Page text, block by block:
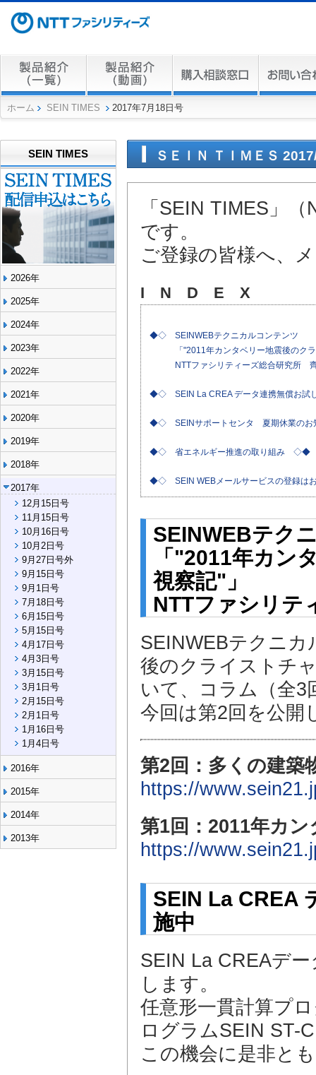
ホーム SEIN TIMES 2017年7月18日号
SEIN TIMES
2026年
2025年
2024年
2023年
2022年
2021年
2020年
2019年
2018年
2017年
12月15日号
11月15日号
10月16日号
10月2日号
9月27日号外
9月15日号
9月1日号
7月18日号
6月15日号
5月15日号
4月17日号
4月3日号
3月15日号
3月1日号
2月15日号
2月1日号
1月16日号
1月4日号
2016年
2015年
2014年
2013年
ＳＥＩＮ ＴＩＭＥＳ
「SEIN TIMES」
です。
ご登録の皆様へ、
I N D E X
◆◇ SEINWEBテクニカルコンテンツ
「"2011年カンタベリー地震後のクラ
NTTファシリティーズ総合研究所
◆◇ SEIN La CREA データ連携無償お
◆◇ SEINサポートセンタ 夏期休業の
◆◇ 省エネルギー推進の取り組み ◇◆
◆◇ SEIN WEBメールサービスの登録
SEINWEBテク
「"2011年カン
視察記"」
NTTファシリ
SEINWEBテクニ
後のクライストチ
いて、コラム（全3
今回は第2回を公開
第2回：多くの建築
https://
第1回：2011年カ
https://
SEIN La CREA
施中
SEIN La CREAデ
します。
任意形一貫計算プ
ログラムSEIN ST-
この機会に是非と